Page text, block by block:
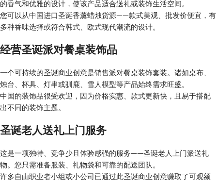
的香气和优雅的设计，使该产品适合送礼或装饰生活空间。
您可以从中国进口圣诞香薰蜡烛货源——款式美观、批发价便宜，有
多种香味选择或符合韩式、欧式现代潮流的设计。
经营圣诞派对餐桌装饰品
一个可持续的圣诞商业创意是销售派对餐桌装饰套装。诸如桌布、
烛台、杯具、灯串或驯鹿、雪人模型等产品始终需求旺盛。
中国的装饰品很受欢迎，因为价格实惠、款式更新快，且易于搭配
出不同的装饰主题。
圣诞老人送礼上门服务
这是一项独特、竞争少且体验感强的服务——圣诞老人上门派送礼
物。您只需准备服装、礼物袋和可靠的配送团队。
许多自由职业者小组或小公司已通过此圣诞商业创意赚取了可观额